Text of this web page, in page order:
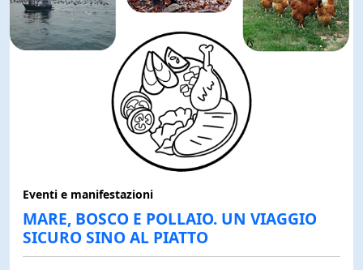
Eventi e manifestazioni
MARE, BOSCO E POLLAIO. UN VIAGGIO
SICURO SINO AL PIATTO